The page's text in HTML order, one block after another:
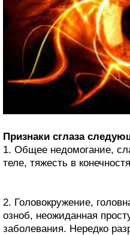
Признаки сглаза
1. Общее недомогание,
теле, тяжесть в
2. Головокружение,
озноб, неожиданная
заболевания. Нередко